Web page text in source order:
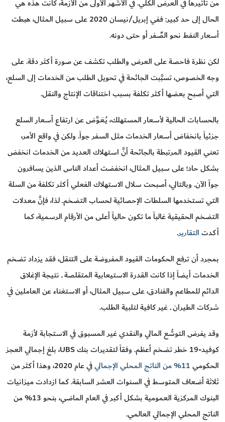
من تأثيرها في العرض الكلي. في الأشهر الأولى من الأزمة، كانت هذه هي
الحال إلى حد كبير: ففي إبريل/نيسان 2020 على سبيل المثال، هبطت
أسعار النفط نحو الصِّـفر أو حتى دونه.
لكن نظرة فاحصة على العرض والطلب تكشف عن صورة أكثر دقة. على
وجه الخصوص، تسبَّبت الجائحة في تحويل الطلب من الخدمات إلى السلع،
التي أصبح بعضها أكثر تكلفة بسبب اختناقات الإنتاج والنقل.
بالحسابات الحالية لأسعار المستهلك، يُـعَـوَّض عن ارتفاع أسعار السلع
جزئياً بانخفاض أسعار الخدمات مثل السفر جواً. ولكن في واقع الأمر،
تعني القيود المرتبطة بالجائحة أنَّ استهلاك العديد من الخدمات انخفض
بشكل حاد؛ على سبيل المثال، انخفضت أعداد الناس الذين يسافرون
جواً الآن. وبالتالي، أصبحت سلال الاستهلاك الفعلي أكثر تكلفة من السلة
التي تستخدمها السلطات الإحصائية لحساب التضخم. لذا، فإنَّ معدلات
التضخم الحقيقية غالباً ما تكون حالياً أعلى من الأرقام الرسمية، كما
أكدتالتقارير.
بمجرد أن ترفع الحكومات القيود المفروضة على التنقل، فقد يزداد تضخم
الخدمات أيضاً إذا كانت القدرة الاستيعابية المتقلصة ــ نتيجة الإغلاق
الدائم للمطاعم والفنادق، على سبيل المثال، أو الاستغناء عن العاملين في
شركات الطيران ــ غير كافية لتلبية الطلب.
وقد يفرض التوسُّع المالي والنقدي غير المسبوق في الاستجابة لأزمة
كوفيد-19 خطر تضخم أعظم. وفقاً لتقديرات بنك UBS، بلغ إجمالي العجز
الحكومي11% من الناتج المحلي الإجمالي
في عام 2020، وهذا أكثر من
ثلاثة أضعاف المتوسط في السنوات العشر السابقة. كما ازدادت ميزانيات
البنوك المركزية العمومية بشكل أكبر في العام الماضي، بنحو 13% من
الناتج المحلي الإجمالي العالمي.